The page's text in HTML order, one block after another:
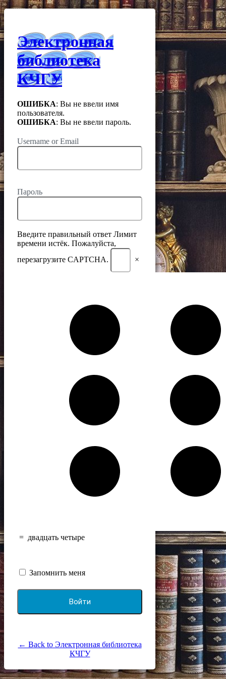
Электронная
библиотека
КЧГУ
ОШИБКА: Вы не ввели имя
пользователя.
ОШИБКА: Вы не ввели пароль.
Username or Email
Пароль
Введите правильный ответ Лимит
времени истёк. Пожалуйста,
перезагрузите CAPTCHA.
×
= двадцать четыре
Запомнить меня
← Back to Электронная библиотека
КЧГУ